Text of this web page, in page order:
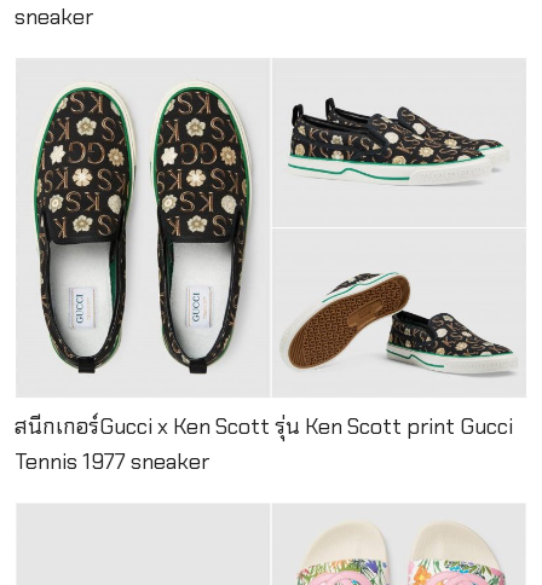
sneaker
สนีกเกอร์Gucci x Ken Scott รุ่น Ken Scott print Gucci
Tennis 1977 sneaker